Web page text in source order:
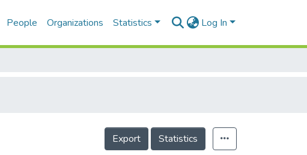
People Organizations Statistics Log In
Export Statistics